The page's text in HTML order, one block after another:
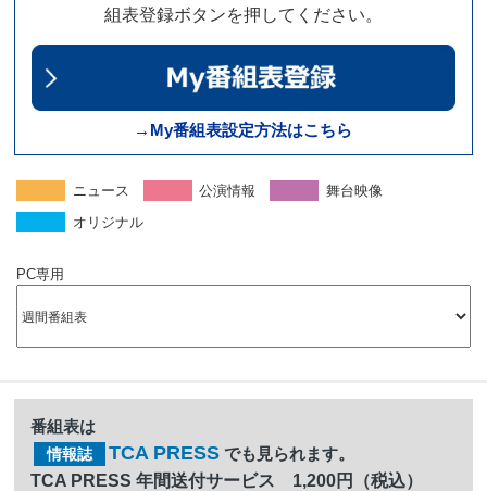
組表登録ボタンを押してください。
→My番組表設定方法はこちら
ニュース 公演情報
舞台映像
オリジナル
PC専用
番組表は
情報誌 TCA PRESS でも見られます。
TCA PRESS 年間送付サービス 1,200円（税込）